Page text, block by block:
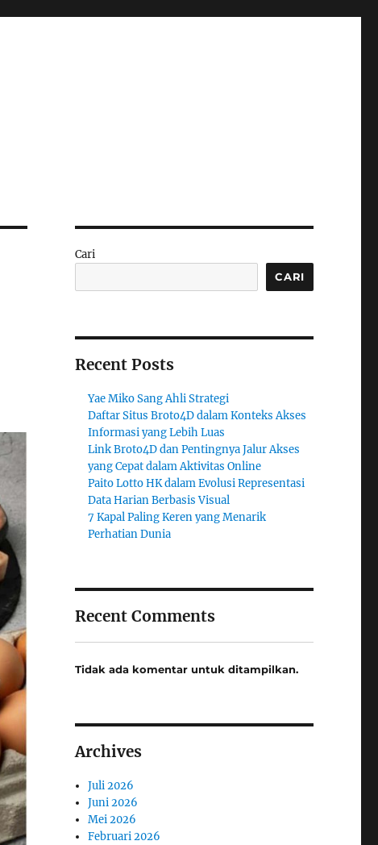
Cari
CARI
Recent Posts
Yae Miko Sang Ahli Strategi
Daftar Situs Broto4D dalam Konteks Akses
Informasi yang Lebih Luas
Link Broto4D dan Pentingnya Jalur Akses
yang Cepat dalam Aktivitas Online
Paito Lotto HK dalam Evolusi Representasi
Data Harian Berbasis Visual
7 Kapal Paling Keren yang Menarik
Perhatian Dunia
Recent Comments
Tidak ada komentar untuk ditampilkan.
Archives
Juli 2026
Juni 2026
Mei 2026
Februari 2026